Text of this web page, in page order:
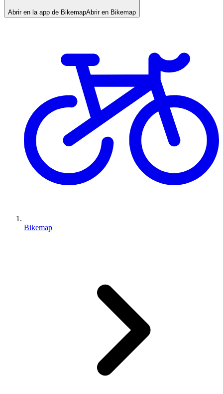
Abrir en la app de BikemapAbrir en Bikemap
Bikemap